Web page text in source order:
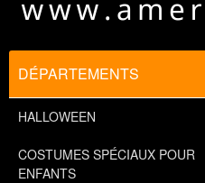
DÉPARTEMENTS
HALLOWEEN
COSTUMES SPÉCIAUX POUR
ENFANTS